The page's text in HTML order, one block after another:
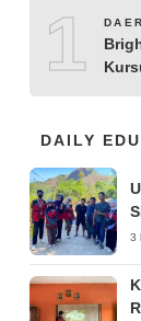
10
Bicara
DAILY EDU
3